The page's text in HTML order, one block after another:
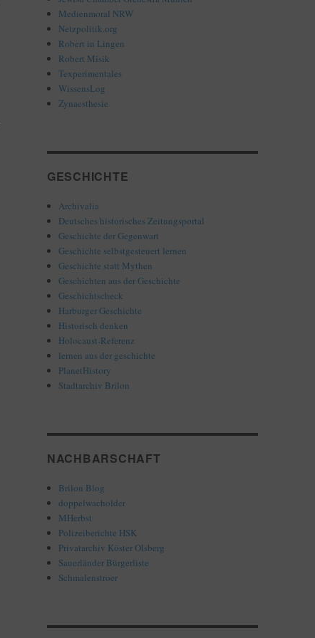
Medienmoral NRW
Netzpolitik.org
Robert in Lingen
Robert Misik
Texperimentales
WissensLog
Zynaesthesie
GESCHICHTE
Archivalia
Deutsches historisches Zeitungsportal
Geschichte der Gegenwart
Geschichte selbstgesteuert lernen
Geschichte statt Mythen
Geschichten aus der Geschichte
Geschichtscheck
Harburger Geschichte
Historisch denken
Holocaust-Referenz
lernen aus der geschichte
PlanetHistory
Stadtarchiv Brilon
NACHBARSCHAFT
Brilon Blog
doppelwacholder
MHerbst
Polizeiberichte HSK
Privatarchiv Köster Olsberg
Sauerländer Bürgerliste
Schmalenstroer